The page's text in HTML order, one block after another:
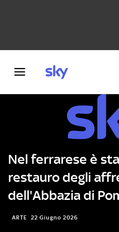
Nel ferrarese è
restauro degli
dell'Abbazia di
ARTE 22 Giugno 2026